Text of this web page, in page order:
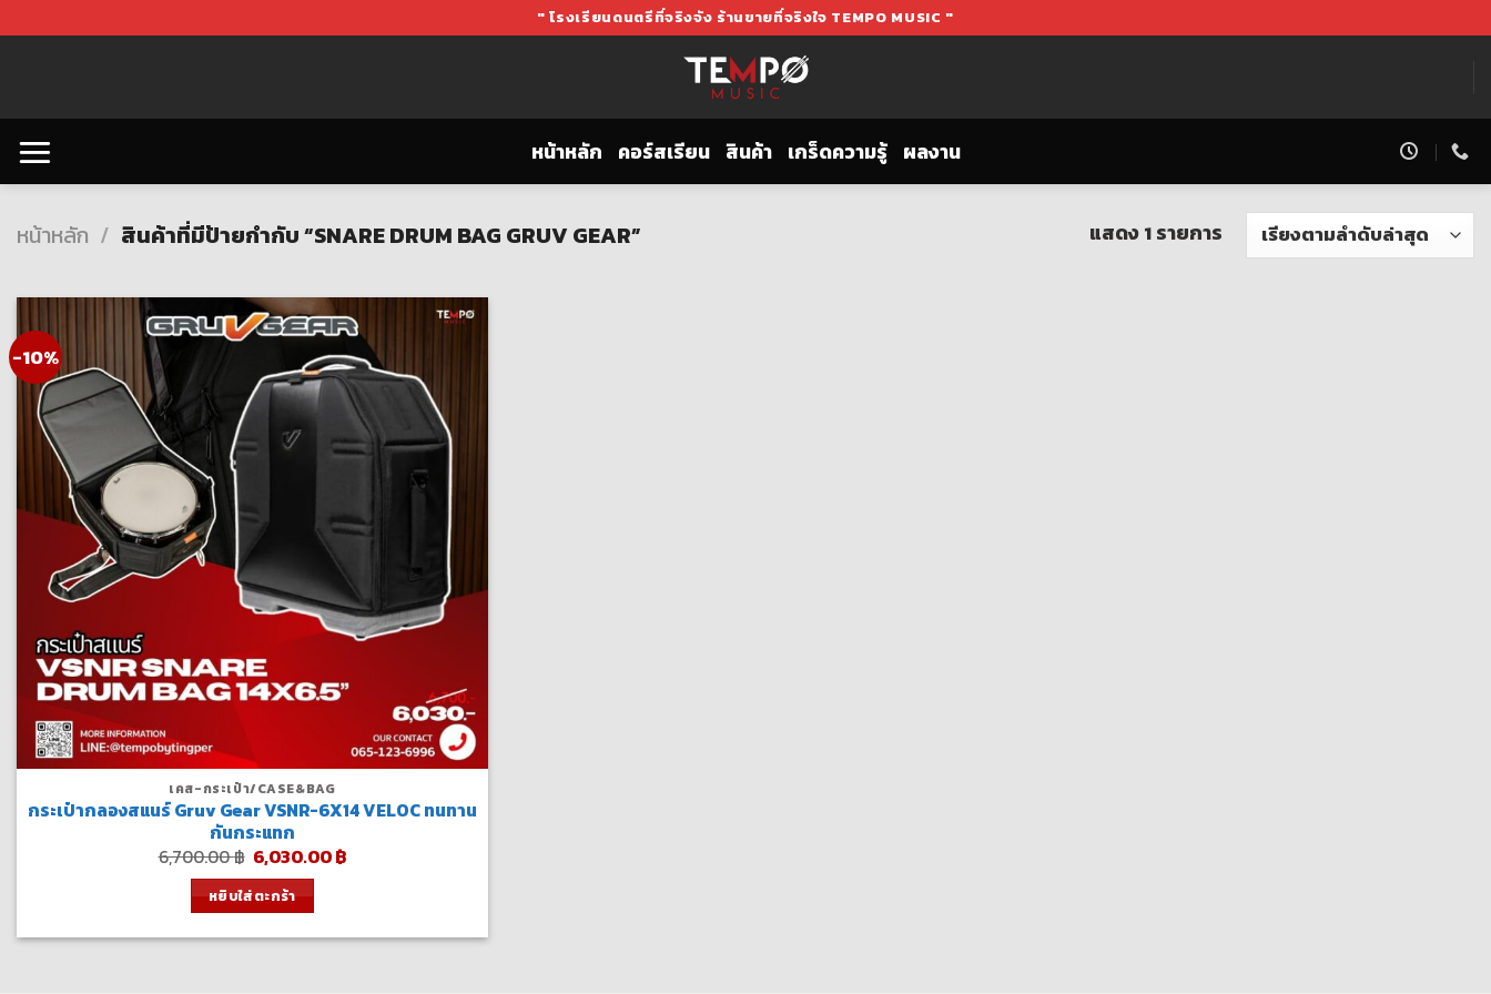
to
" โรงเรียนดนตรีที่จริงจัง ร้านขายที่จริงใจ TEMPO MUSIC "
หน้าหลัก คอร์สเรียน สินค้า เกร็ดความรู้ ผลงาน
หน้าหลัก / สินค้าที่มีป้ายกำกับ “SNARE DRUM BAG GRUV GEAR” แสดง 1 รายการ
-10%
เคส-กระเป๋า/CASE&BAG
กระเป๋ากลองสแนร์ Gruv Gear VSNR-6X14 VELOC ทนทาน
กันกระแทก
6,700.00฿ Original
price
was:
6,700.00 ฿.
6,030.00฿Current
หยิบใส่ตะกร้า